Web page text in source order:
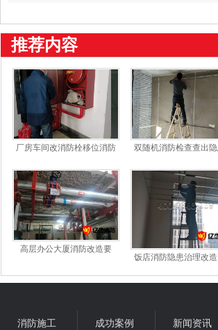
推荐内容
厂房车间改消防栓移位消防
双随机消防检查查出
造整改*靠谱
高层办公大厦消防改造要
饭店消防隐患治理改
消防施工 成功案例 新闻资讯